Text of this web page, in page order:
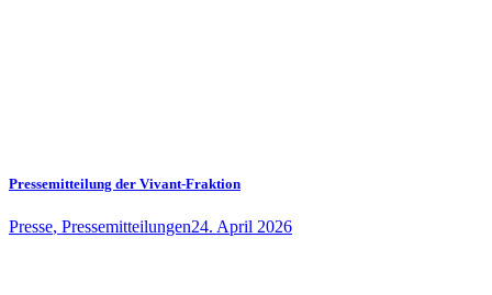
Pressemitteilung der Vivant-Fraktion
Presse, Pressemitteilungen24. April 2026